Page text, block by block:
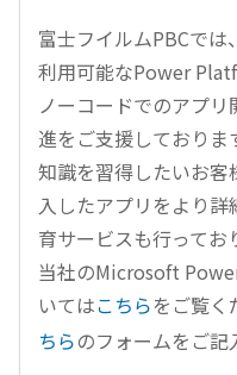
富士フイルムPBCで
利用可能なPower
ノーコードでのアプ
進をご支援しており
知識を習得したいお
入したアプリをより
育サービスも行ってお
当社のMicrosoft
いてはこちらをご覧く
ちらのフォームをご記